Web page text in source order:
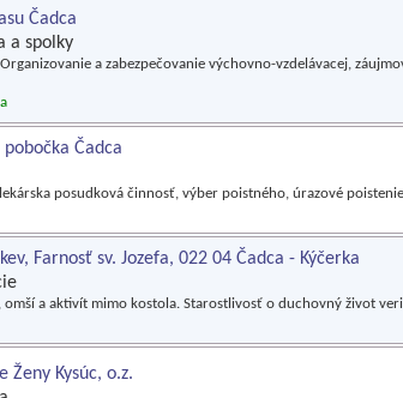
Čadca
a spolky
a zabezpečovanie výchovno-vzdelávacej,
Čadca
posudková činnosť, výber poistného, úrazové
Farnosť sv. Jozefa, 022 04 Čadca - Kýčerka
a aktivít mimo kostola. Starostlivosť o duchovný život
Ženy Kysúc, o.z.